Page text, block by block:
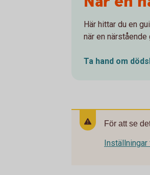
Här hittar du en
när en närstående
Ta hand om
För att se